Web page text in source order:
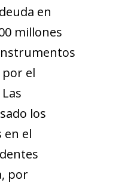
en
millones
por el
los
en el
por